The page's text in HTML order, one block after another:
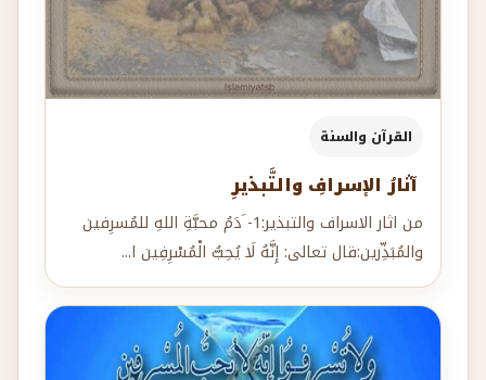
القرآن والسنة
آثارُ الإسرافِ والتَّبذيرِ
من اثار الاسراف والتبذير:1- َدَمُ محبَّةِ اللهِ للمُسرِفين
والمُبَذِّرين:قال تعالى: إِنَّهُ لَا يُحِبُّ الْمُسْرِفِين ا...